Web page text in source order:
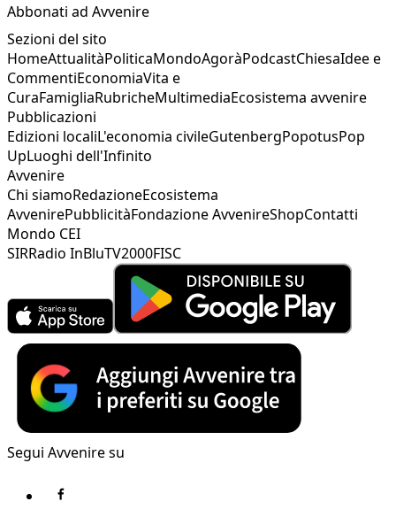
Abbonati ad Avvenire
Sezioni del sito
HomeAttualitàPoliticaMondoAgoràPodcastChiesaIdee e
CommentiEconomiaVita e
CuraFamigliaRubricheMultimediaEcosistema avvenire
Pubblicazioni
Edizioni localiL'economia civileGutenbergPopotusPop
UpLuoghi dell'Infinito
Avvenire
Chi siamoRedazioneEcosistema
AvvenirePubblicitàFondazione AvvenireShopContatti
Mondo CEI
SIRRadio InBluTV2000FISC
Segui Avvenire su